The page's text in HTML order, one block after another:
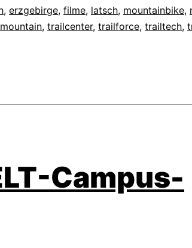
, erzgebirge, filme, latsch, mountainbike,
, trailcenter, trailforce, trailtech,
Campus-